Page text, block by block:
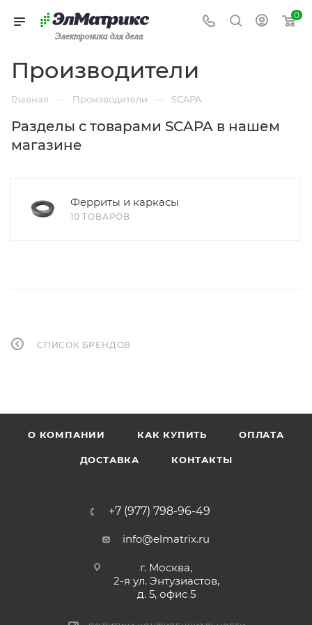
Электроника для дела
0
Производители
Главная — Производители — SCAPA
Разделы с товарами SCAPA в нашем
магазине
Ферриты и каркасы
10 ТОВАРОВ
СПИСОК БРЕНДОВ
О КОМПАНИИ КАК КУПИТЬ ОПЛАТА
ДОСТАВКА КОНТАКТЫ
+7 (977) 798-96-49
info@elmatrix.ru
г. Москва,
2-я ул. Энтузиастов,
д. 5, офис 5